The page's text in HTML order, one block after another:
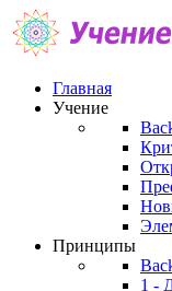
Главная
Учение
Принципы
1 -